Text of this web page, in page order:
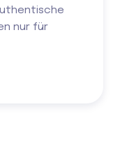
nur für